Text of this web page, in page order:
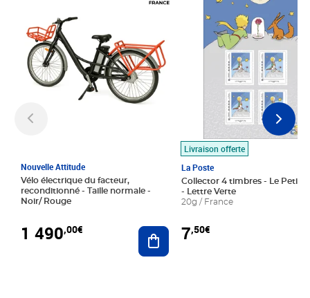
Nouvelle Attitude
Vélo électrique du facteur,
reconditionné - Taille normale -
Noir/ Rouge
1 490,00€ Ajouter au panier
Livraison offerte
La Poste
Collector 4 timbres - Le Petit
- Lettre Verte
20g / France
7,50€